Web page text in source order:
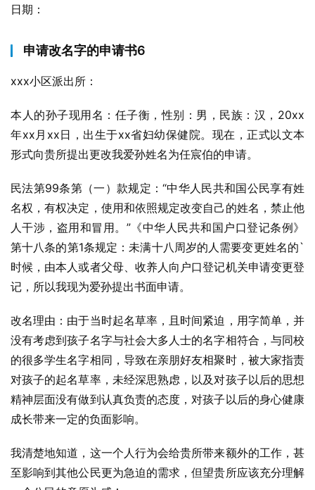
日期：
申请改名字的申请书6
xxx小区派出所：
本人的孙子现用名：任子衡，性别：男，民族：汉，20xx
年xx月xx日，出生于xx省妇幼保健院。现在，正式以文本
形式向贵所提出更改我爱孙姓名为任宸伯的申请。
民法第99条第（一）款规定：“中华人民共和国公民享有姓
名权，有权决定，使用和依照规定改变自己的姓名，禁止他
人干涉，盗用和冒用。”《中华人民共和国户口登记条例》
第十八条的第1条规定：未满十八周岁的人需要变更姓名的`
时候，由本人或者父母、收养人向户口登记机关申请变更登
记，所以我现为爱孙提出书面申请。
改名理由：由于当时起名草率，且时间紧迫，用字简单，并
没有考虑到孩子名字与社会大多人士的名字相符合，与同校
的很多学生名字相同，导致在亲朋好友相聚时，被大家指责
对孩子的起名草率，未经深思熟虑，以及对孩子以后的思想
精神层面没有做到认真负责的态度，对孩子以后的身心健康
成长带来一定的负面影响。
我清楚地知道，这一个人行为会给贵所带来额外的工作，甚
至影响到其他公民更为急迫的需求，但望贵所应该充分理解